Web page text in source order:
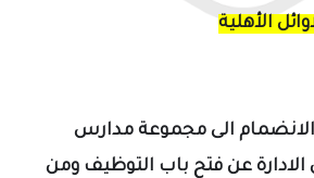
الأهلية
الانضمام الى مجموعة مدارس
الادارة عن فتح باب التوظيف ومن